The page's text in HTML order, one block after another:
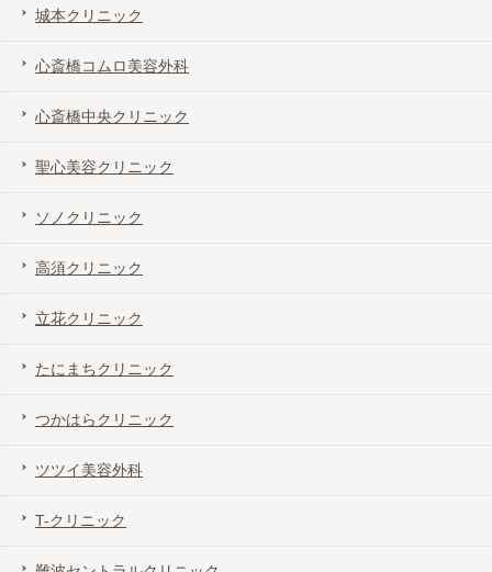
城本クリニック
心斎橋コムロ美容外科
心斎橋中央クリニック
聖心美容クリニック
ソノクリニック
高須クリニック
立花クリニック
たにまちクリニック
つかはらクリニック
ツツイ美容外科
T-クリニック